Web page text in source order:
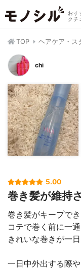
おす
クチ
TOP ヘアケア・ス
chi
5.00
巻き髪が維持
巻き髪がキープで
コテで巻く前に一
きれいな巻きが一
一日中外出する際